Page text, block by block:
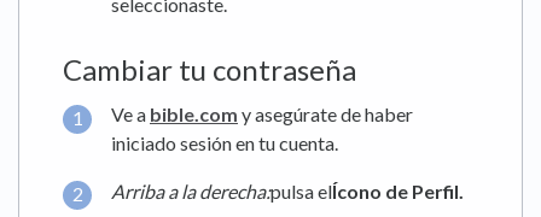
Cambiar tu contraseña
Ve a bible.com y asegúrate de haber
iniciado sesión en tu cuenta.
Arriba a la derecha:pulsa elÍcono de Perfil.